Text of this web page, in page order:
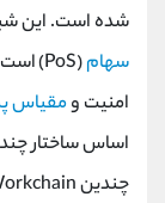
شده است. این
سهام(PoS)است
امنیت ومقیاس
اساس ساختار
چندین